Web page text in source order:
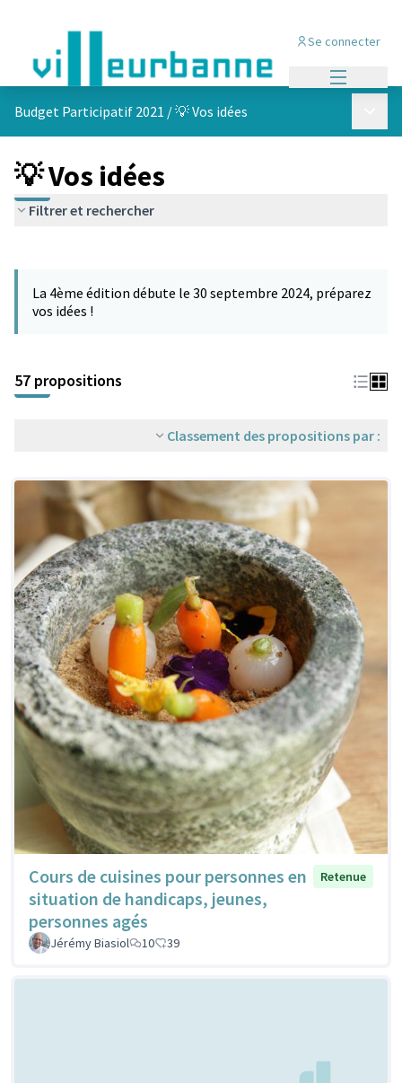
Se connecter
Budget Participatif 2021 /💡 Vos idées
💡 Vos idées
Filtrer et rechercher
La 4ème édition débute le 30 septembre 2024, préparez
vos idées !
57 propositions
Classement des propositions par :
Cours de cuisines pour personnes en
situation de handicaps, jeunes,
personnes agés
Retenue
Jérémy Biasiol 10 39